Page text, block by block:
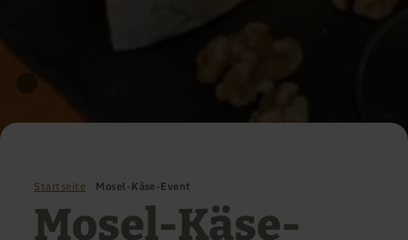
Startseite Mosel-Käse-Event
Mosel-Käse-